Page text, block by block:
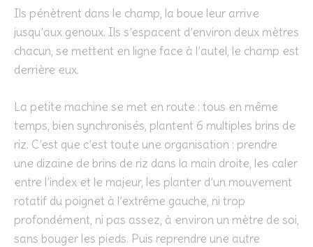
Ils pénètrent dans le champ, la boue leur arrive
jusqu’aux genoux. Ils s’espacent d’environ deux mètres
chacun, se mettent en ligne face à l’autel, le champ est
derrière eux.
La petite machine se met en route : tous en même
temps, bien synchronisés, plantent 6 multiples brins de
riz. C’est que c’est toute une organisation : prendre
une dizaine de brins de riz dans la main droite, les caler
entre l’index et le majeur, les planter d’un mouvement
rotatif du poignet à l’extrême gauche, ni trop
profondément, ni pas assez, à environ un mètre de soi,
sans bouger les pieds. Puis reprendre une autre